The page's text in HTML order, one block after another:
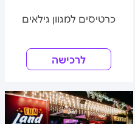
כרטיסים למגוון גילאים
לרכישה